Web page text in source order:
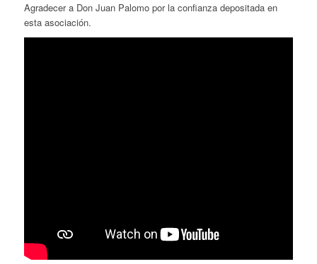
Agradecer a Don Juan Palomo por la confianza depositada en
esta asociación.